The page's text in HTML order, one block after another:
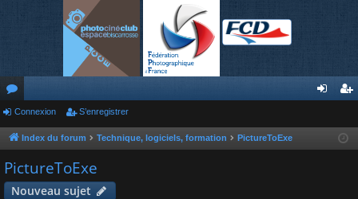
or
u
m
s
nr
Connexion S’enregistrer
Index du forum Technique, logiciels, formation PictureToExe
PictureToExe
Nouveau sujet